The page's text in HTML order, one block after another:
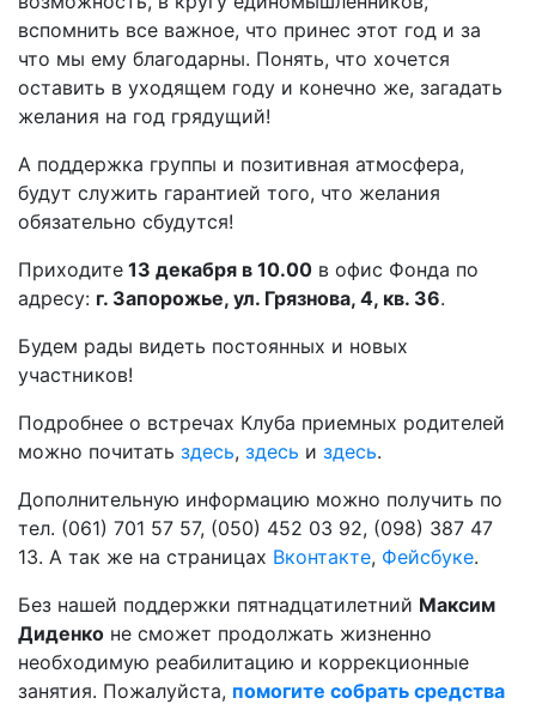
вспомнить все важное, что принес этот год и за
что мы ему благодарны. Понять, что хочется
оставить в уходящем году и конечно же, загадать
желания на год грядущий!
А поддержка группы и позитивная атмосфера,
будут служить гарантией того, что желания
обязательно сбудутся!
Приходите 13 декабря в 10.00 в офис Фонда по
адресу: г. Запорожье, ул. Грязнова, 4, кв. 36.
Будем рады видеть постоянных и новых
участников!
Подробнее о встречах Клуба приемных родителей
можно почитать здесь, здесь и здесь.
Дополнительную информацию можно получить по
тел. (061) 701 57 57, (050) 452 03 92, (098) 387 47
13. А так же на страницах Вконтакте, Фейсбуке.
Без нашей поддержки пятнадцатилетний Максим
Диденко не сможет продолжать жизненно
необходимую реабилитацию и коррекционные
занятия. Пожалуйста, помогите собрать средства